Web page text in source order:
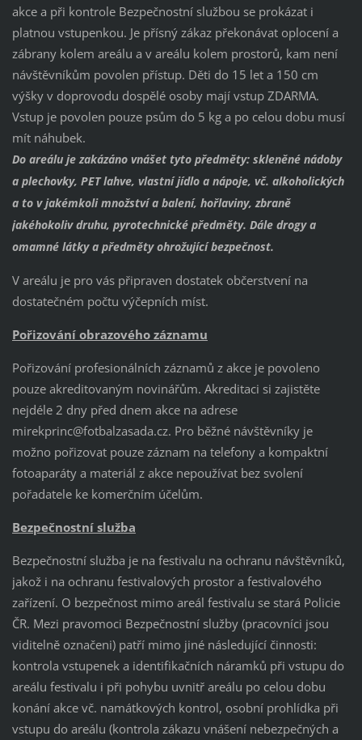
akce a při kontrole Bezpečnostní službou se prokázat i
platnou vstupenkou. Je přísný zákaz překonávat oplocení a
zábrany kolem areálu a v areálu kolem prostorů, kam není
návštěvníkům povolen přístup. Děti do 15 let a 150 cm
výšky v doprovodu dospělé osoby mají vstup ZDARMA.
Vstup je povolen pouze psům do 5 kg a po celou dobu musí
mít náhubek.
Do areálu je zakázáno vnášet tyto předměty: skleněné nádoby
a plechovky, PET lahve, vlastní jídlo a nápoje, vč. alkoholických
a to v jakémkoli množství a balení, hořlaviny, zbraně
jakéhokoliv druhu, pyrotechnické předměty. Dále drogy a
omamné látky a předměty ohrožující bezpečnost.
V areálu je pro vás připraven dostatek občerstvení na
dostatečném počtu výčepních míst.
Pořizování obrazového záznamu
Pořizování profesionálních záznamů z akce je povoleno
pouze akreditovaným novinářům. Akreditaci si zajistěte
nejdéle 2 dny před dnem akce na adrese
mirekprinc@fotbalzasada.cz. Pro běžné návštěvníky je
možno pořizovat pouze záznam na telefony a kompaktní
fotoaparáty a materiál z akce nepoužívat bez svolení
pořadatele ke komerčním účelům.
Bezpečnostní služba
Bezpečnostní služba je na festivalu na ochranu návštěvníků,
jakož i na ochranu festivalových prostor a festivalového
zařízení. O bezpečnost mimo areál festivalu se stará Policie
ČR. Mezi pravomoci Bezpečnostní služby (pracovníci jsou
viditelně označeni) patří mimo jiné následující činnosti:
kontrola vstupenek a identifikačních náramků při vstupu do
areálu festivalu i při pohybu uvnitř areálu po celou dobu
konání akce vč. namátkových kontrol, osobní prohlídka při
vstupu do areálu (kontrola zákazu vnášení nebezpečných a